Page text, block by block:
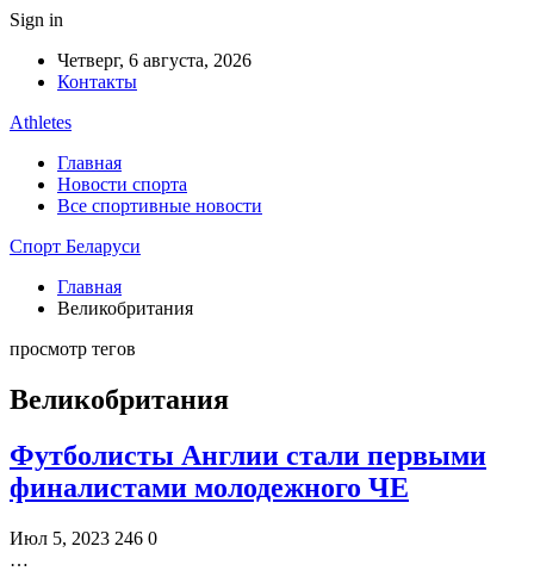
Sign in
Четверг, 6 августа, 2026
Контакты
Athletes
Главная
Новости спорта
Все спортивные новости
Спорт Беларуси
Главная
Великобритания
просмотр тегов
Великобритания
Футболисты Англии стали первыми
финалистами молодежного ЧЕ
Июл 5, 2023 246 0
…